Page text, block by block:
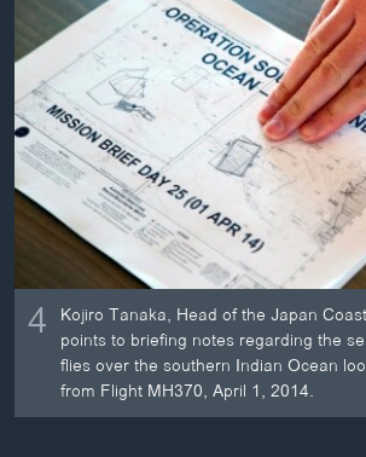
4 Kojiro Tanaka, Head of the Japan
points to briefing notes regarding the
flies over the southern Indian Ocean
from Flight MH370, April 1, 2014.